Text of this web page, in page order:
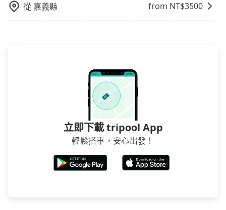
從 嘉義縣 from NT$3500
立即下載 tripool App
輕鬆搭車，安心出發！